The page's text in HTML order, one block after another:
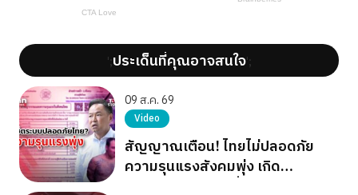
';ประเด็นที่คุณอาจสนใจ';
09 ส.ค. 69
Video
สัญญาณเตือน! ไทยไม่ปลอดภัย
ความรุนแรงสังคมพุ่ง เกิด